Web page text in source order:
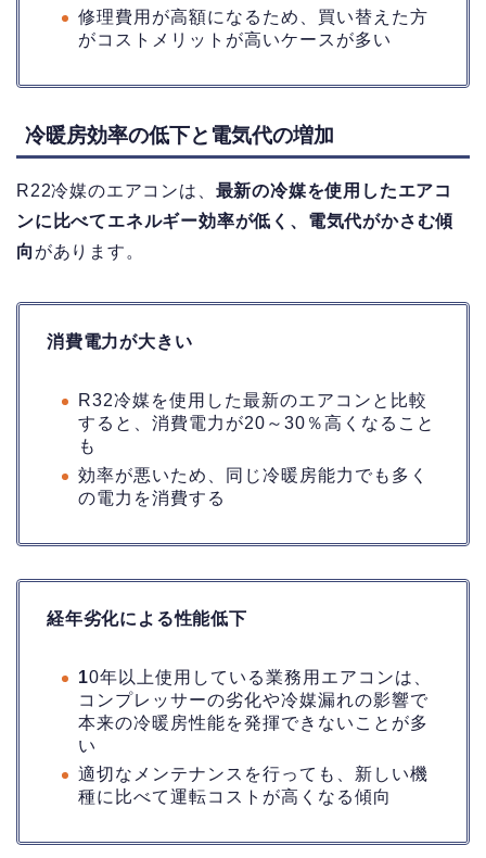
修理費用が高額になるため、買い替えた方
がコストメリットが高いケースが多い
冷暖房効率の低下と電気代の増加
R22冷媒のエアコンは、 最新の冷媒を使用したエアコ
ンに比べてエネルギー効率が低く、電気代がかさむ傾
向 があります。
消費電力が大きい
R32冷媒を使用した最新のエアコンと比較
すると、消費電力が20～30％高くなること
も
効率が悪いため、同じ冷暖房能力でも多く
の電力を消費する
経年劣化による性能低下
10年以上使用している業務用エアコンは、
コンプレッサーの劣化や冷媒漏れの影響で
本来の冷暖房性能を発揮できないことが多
い
適切なメンテナンスを行っても、新しい機
種に比べて運転コストが高くなる傾向